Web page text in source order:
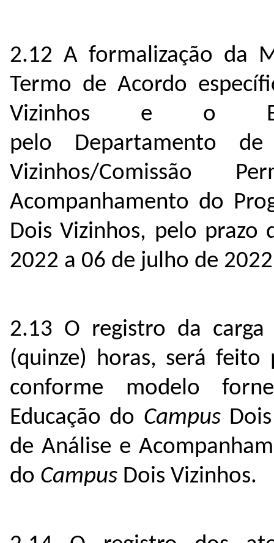
2.12 A formalização da
Termo de Acordo
Vizinhos e o
pelo Departamento
Vizinhos/Comissão
Acompanhamento do
Dois Vizinhos, pelo
2022 a 06 de julho de
2.13 O registro da
(quinze) horas, será
conforme modelo
Educação do CampusDois
de Análise e
do Campus Dois Vizinhos.